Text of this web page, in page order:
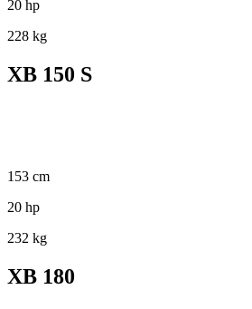
20 hp
228 kg
XB 150 S
153 cm
20 hp
232 kg
XB 180